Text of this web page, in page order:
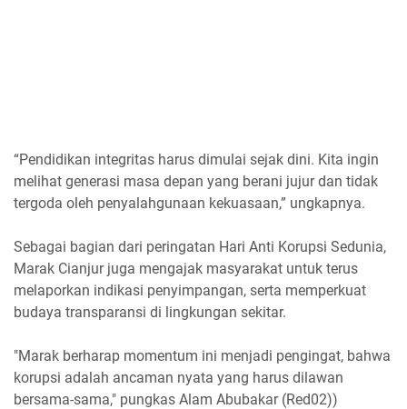
“Pendidikan integritas harus dimulai sejak dini. Kita ingin
melihat generasi masa depan yang berani jujur dan tidak
tergoda oleh penyalahgunaan kekuasaan,” ungkapnya.
Sebagai bagian dari peringatan Hari Anti Korupsi Sedunia,
Marak Cianjur juga mengajak masyarakat untuk terus
melaporkan indikasi penyimpangan, serta memperkuat
budaya transparansi di lingkungan sekitar.
"Marak berharap momentum ini menjadi pengingat, bahwa
korupsi adalah ancaman nyata yang harus dilawan
bersama-sama," pungkas Alam Abubakar (Red02))